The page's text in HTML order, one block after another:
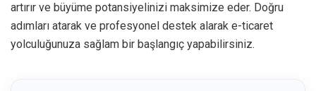
artırır ve büyüme potansiyelinizi maksimize eder. Doğru
adımları atarak ve profesyonel destek alarak e-ticaret
yolculuğunuza sağlam bir başlangıç yapabilirsiniz.